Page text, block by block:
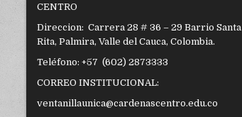
CENTRO
Direccion: Carrera 28 # 36 – 29 Barrio Santa
Rita, Palmira, Valle del Cauca, Colombia.
Teléfono: +57 (602) 2873333
CORREO INSTITUCIONAL:
ventanillaunica@cardenascentro.edu.co